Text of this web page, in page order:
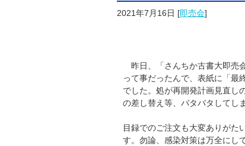
2021年7月16日 [即売会]
昨日、「さんちか古書大即売
って事だったんで、表紙に「最
でした。処が再開発計画見直し
の差し替え等、バタバタしてし
目録でのご注文も大変ありがた
す。勿論、感染対策は万全にし